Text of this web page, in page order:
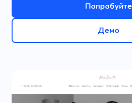
Попробуйте
Демо